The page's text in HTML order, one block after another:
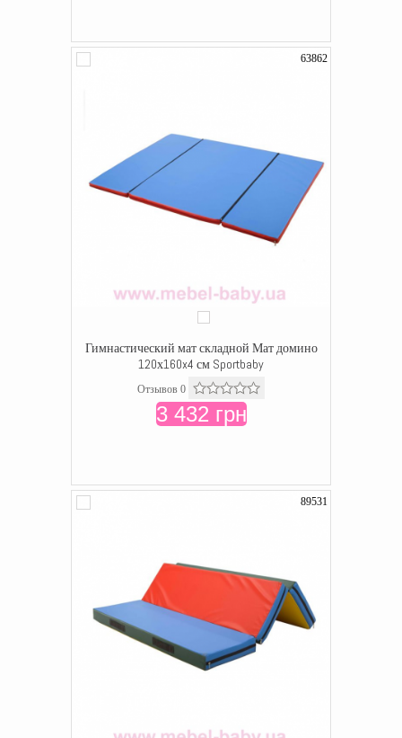
63862
Гимнастический мат складной Мат домино
120х160x4 см Sportbaby
Отзывов 0
3 432 грн
89531